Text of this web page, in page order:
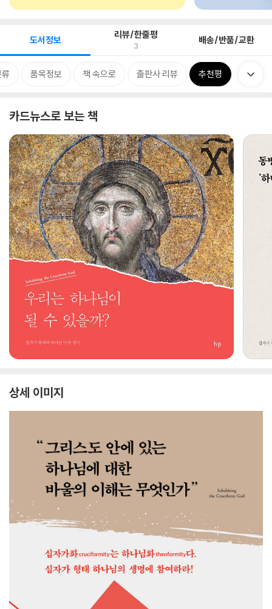
도서정보 리뷰/한줄평
3 배송/반품/교환
품목정보 책 속으로 출판사 리뷰 추천평
카드뉴스로 보는 책
상세 이미지